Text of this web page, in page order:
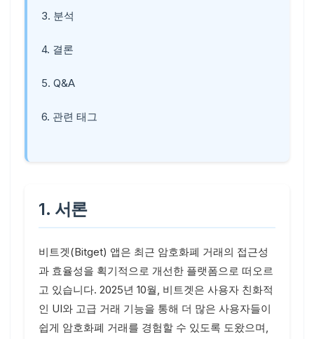
3. 분석
4. 결론
5. Q&A
6. 관련 태그
1. 서론
비트겟(Bitget) 앱은 최근 암호화폐 거래의 접근성
과 효율성을 획기적으로 개선한 플랫폼으로 떠오르
고 있습니다. 2025년 10월, 비트겟은 사용자 친화적
인 UI와 고급 거래 기능을 통해 더 많은 사용자들이
쉽게 암호화폐 거래를 경험할 수 있도록 도왔으며,